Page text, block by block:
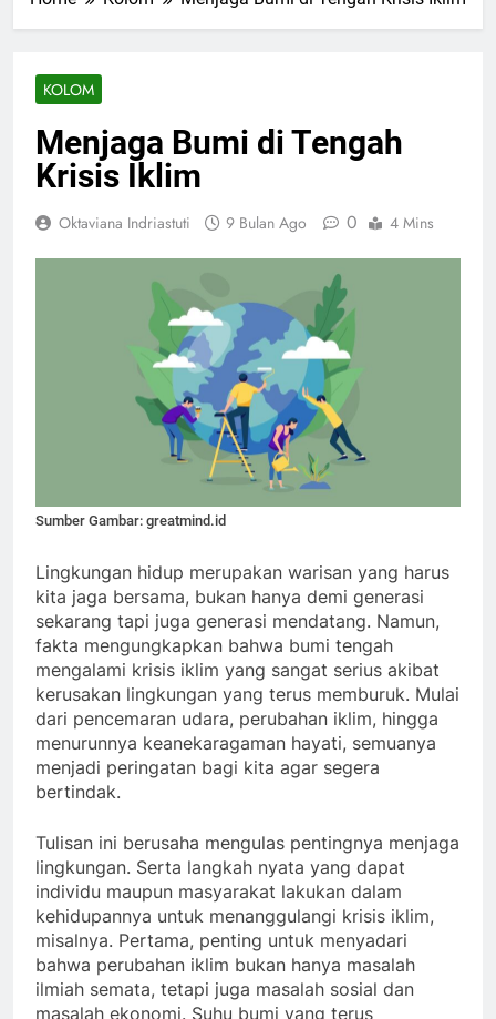
KOLOM
Menjaga Bumi di Tengah
Krisis Iklim
Oktaviana Indriastuti 9 Bulan Ago 0 4 Mins
Sumber Gambar: greatmind.id
Lingkungan hidup merupakan warisan yang harus
kita jaga bersama, bukan hanya demi generasi
sekarang tapi juga generasi mendatang. Namun,
fakta mengungkapkan bahwa bumi tengah
mengalami krisis iklim yang sangat serius akibat
kerusakan lingkungan yang terus memburuk. Mulai
dari pencemaran udara, perubahan iklim, hingga
menurunnya keanekaragaman hayati, semuanya
menjadi peringatan bagi kita agar segera
bertindak.
Tulisan ini berusaha mengulas pentingnya menjaga
lingkungan. Serta langkah nyata yang dapat
individu maupun masyarakat lakukan dalam
kehidupannya untuk menanggulangi krisis iklim,
misalnya. Pertama, penting untuk menyadari
bahwa perubahan iklim bukan hanya masalah
ilmiah semata, tetapi juga masalah sosial dan
masalah ekonomi. Suhu bumi yang terus